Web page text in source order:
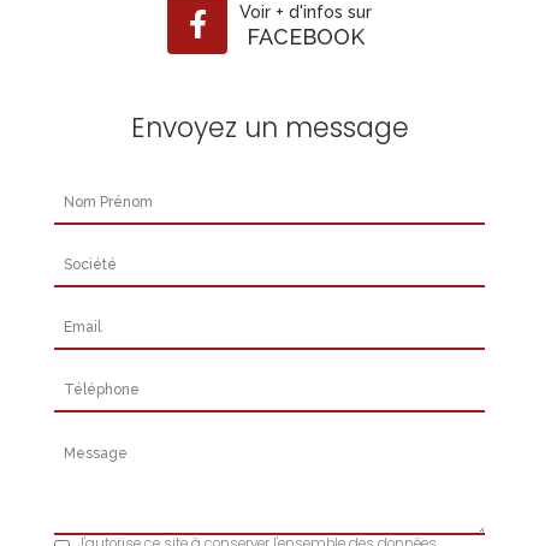
Voir + d'infos sur
FACEBOOK
Envoyez un message
Nom Prénom
Société
Email
Téléphone
Message